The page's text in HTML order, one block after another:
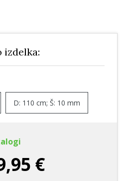
izdelka:
D: 110 cm; Š: 10 mm
€